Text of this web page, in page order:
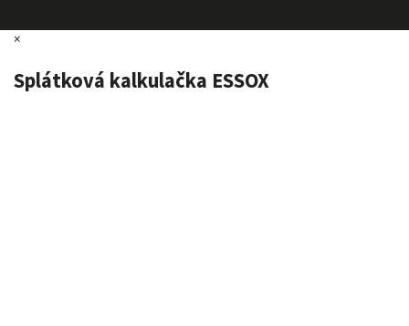
×
Splátková kalkulačka ESSOX